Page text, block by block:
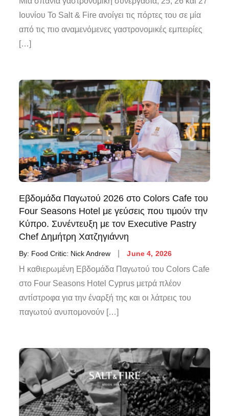
Ιουνίου Το Salt & Fire ανοίγει τις πόρτες του σε μία
από τις πιο αναμενόμενες γαστρονομικές εμπειρίες
[…]
Εβδομάδα Παγωτού 2026 στο Colors Cafe του
Four Seasons Hotel με γεύσεις που τιμούν την
Κύπρο. Συνέντευξη με τον Executive Pastry
Chef Δημήτρη Χατζηγιάννη
By: Food Critic: Nick Andrew June 4, 2026
Η καθιερωμένη Εβδομάδα Παγωτού του Colors Cafe
στο Four Seasons Hotel Cyprus μετρά πλέον
αντίστροφα για την έναρξή της και οι λάτρεις του
παγωτού ανυπομονούν […]